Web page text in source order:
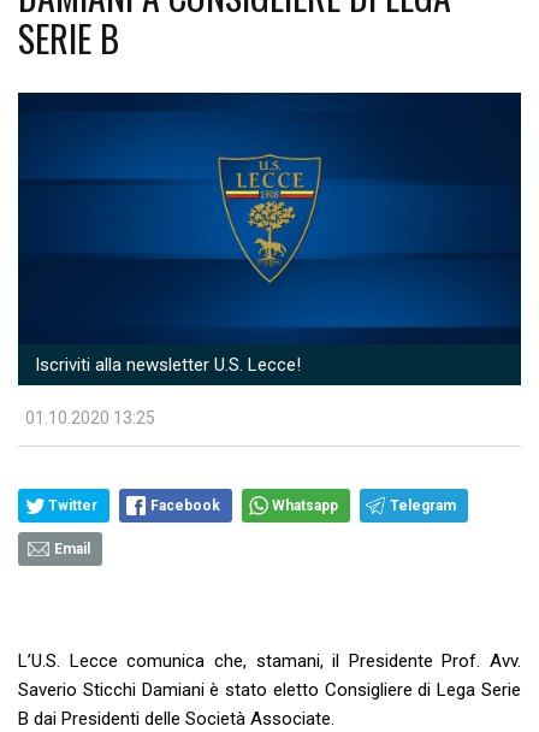
SERIE B
Iscriviti alla newsletter U.S. Lecce!
01.10.2020 13:25
Twitter Facebook Whatsapp Telegram
Email
L’U.S. Lecce comunica che, stamani, il Presidente Prof. Avv.
Saverio Sticchi Damiani è stato eletto Consigliere di Lega Serie
B dai Presidenti delle Società Associate.